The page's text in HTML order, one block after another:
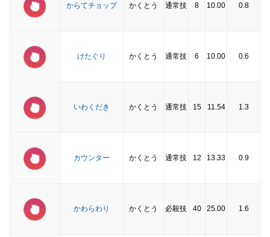
からてチョップ かくとう 通常技 8 10.00 0.8
けたぐり かくとう 通常技 6 10.00 0.6
いわくだき かくとう 通常技 15 11.54 1.3
カウンター かくとう 通常技 12 13.33 0.9
かわらわり かくとう 必殺技 40 25.00 1.6